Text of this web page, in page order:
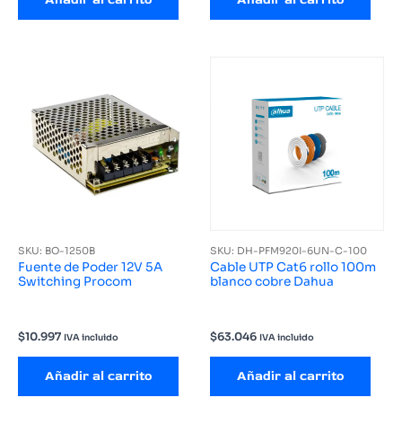
SKU: BO-1250B
Fuente de Poder 12V 5A
Switching Procom
$10.997 IVA incluido
Añadir al carrito
SKU: DH-PFM920I-6UN-C-100
Cable UTP Cat6 rollo 100m
blanco cobre Dahua
$63.046 IVA incluido
Añadir al carrito